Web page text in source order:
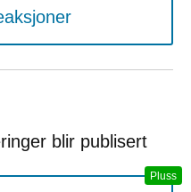
blir publisert